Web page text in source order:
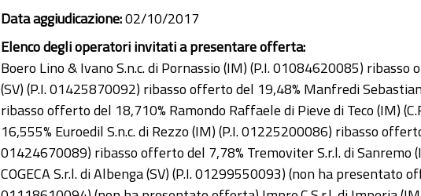
Data aggiudicazione:02/10/2017
Elenco degli operatori invitati a presentare offerta:
Boero Lino & Ivano S.n.c. di Pornassio (IM) (P.I. 01084620085) ribasso
(SV) (P.I. 01425870092) ribasso offerto del 19,48% Manfredi
ribasso offerto del 18,710% Ramondo Raffaele di Pieve di Teco (IM)
16,555% Euroedil S.n.c. di Rezzo (IM) (P.I. 01225200086) ribasso
01424670089) ribasso offerto del 7,78% Tremoviter S.r.l. di Sanremo
COGECA S.r.l. di Albenga (SV) (P.I. 01299550093) (non ha presentato